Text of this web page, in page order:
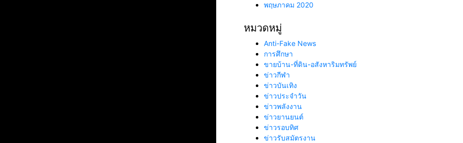
พฤษภาคม 2020
หมวดหมู่
Anti-Fake News
การศึกษา
ขายบ้าน-ที่ดิน-อสังหาริมทรัพย์
ข่าวกีฬา
ข่าวบันเทิง
ข่าวประจำวัน
ข่าวพลังงาน
ข่าวยานยนต์
ข่าวรอบทิศ
ข่าวรับสมัตรงาน